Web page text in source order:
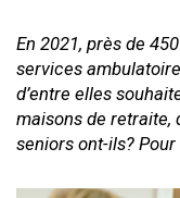
En 2021, près de
services
d’entre elles
maisons de retraite,
seniors ont-ils?